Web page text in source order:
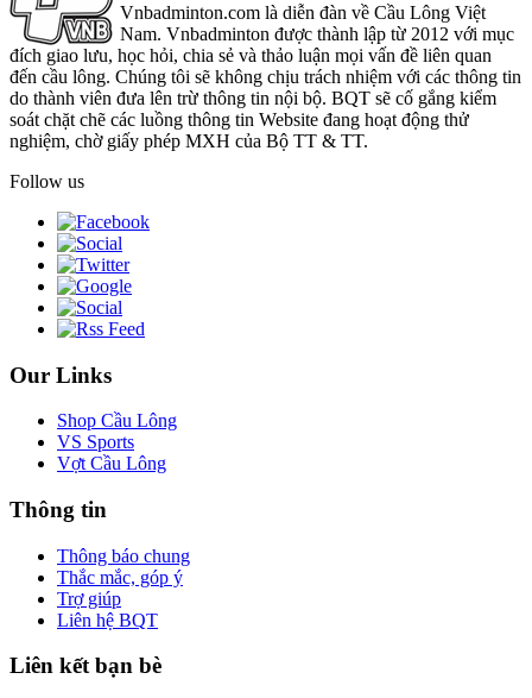
Vnbadminton.com là diễn đàn về Cầu Lông Việt
Nam. Vnbadminton được thành lập từ 2012 với mục
đích giao lưu, học hỏi, chia sẻ và thảo luận mọi vấn đề liên quan
đến cầu lông. Chúng tôi sẽ không chịu trách nhiệm với các thông tin
do thành viên đưa lên trừ thông tin nội bộ. BQT sẽ cố gắng kiểm
soát chặt chẽ các luồng thông tin Website đang hoạt động thử
nghiệm, chờ giấy phép MXH của Bộ TT & TT.
Follow us
Our Links
Shop Cầu Lông
VS Sports
Vợt Cầu Lông
Thông tin
Thông báo chung
Thắc mắc, góp ý
Trợ giúp
Liên hệ BQT
Liên kết bạn bè